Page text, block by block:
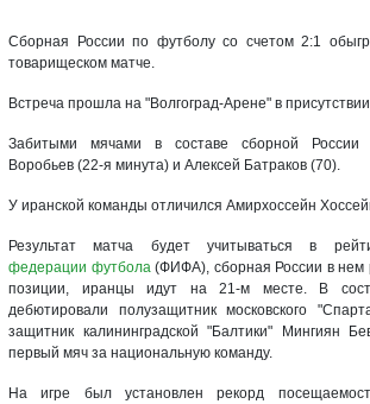
Сборная России по футболу со счетом 2:1
товарищеском матче.
Встреча прошла на "Волгоград-Арене" в
Забитыми мячами в составе сборной России
Воробьев (22-я минута) и Алексей Батраков (70).
У иранской команды отличился Амирхоссейн
Результат матча будет учитываться в
федерации футбола(ФИФА), сборная России в нем
позиции, иранцы идут на 21-м месте. В
дебютировали полузащитник московского
защитник калининградской "Балтики" Мингиян
первый мяч за национальную команду.
На игре был установлен рекорд